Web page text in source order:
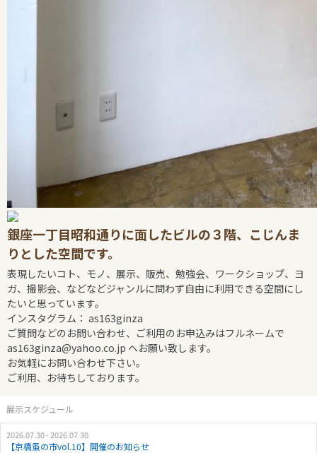
銀座一丁目昭和通りに面したビルの３階、こじんま
りとした空間です。
表現したいコト、モノ、展示、販売、勉強会、ワークショップ、ヨ
ガ、撮影会、などなどジャンルに問わず自由に利用できる空間にし
たいと思っています。
インスタグラム： as163ginza
ご質問などのお問い合わせ、ご利用のお申込みはフルネームで
as163ginza@yahoo.co.jp へお願い致します。
お気軽にお問い合わせ下さい。
ご利用、お待ちしております。
展示スケジュール
2026.07.30 - 2026.07.30
【京橋蚤の市vol.10】開催のお知らせ